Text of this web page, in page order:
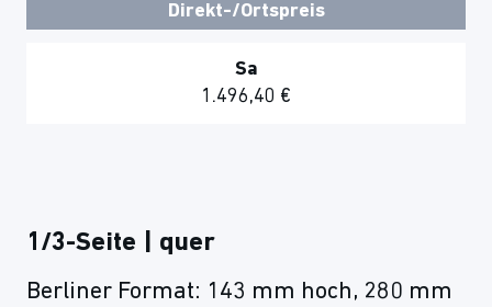
Direkt-/Ortspreis
Sa
1.496,40 €
1/3-Seite | quer
Berliner Format: 143 mm hoch, 280 mm